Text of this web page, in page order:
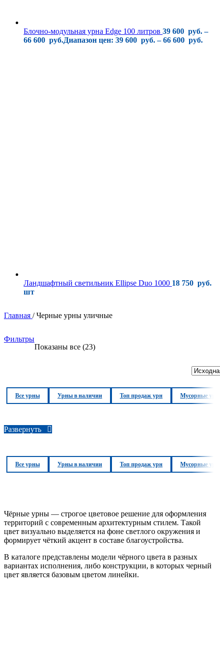
Блочно-модульная урна Edge 100 литров 39 600 руб. –
66 600 руб.Диапазон цен: 39 600 руб. – 66 600 руб.
Ландшафтный светильник Ellipse Duo 1000 18 750 руб.
шт
Главная / Черные урны уличные
Фильтры
Показаны все (23)
Все урны Урны в наличии Топ продаж урн Мусорные
Все урны Урны в наличии Топ продаж урн Мусорные
Чёрные урны — строгое цветовое решение для оформления
территорий с современным архитектурным стилем. Такой
цвет визуально выделяется на фоне светлого окружения и
формирует чёткий акцент в составе благоустройства.
В каталоге представлены модели чёрного цвета в разных
вариантах исполнения, либо конструкции, в которых черный
цвет является базовым цветом линейки.